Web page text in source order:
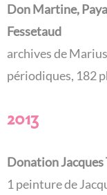
Don Martine,
Fessetaud
archives de
périodiques, 182
2013
Donation
1 peinture de